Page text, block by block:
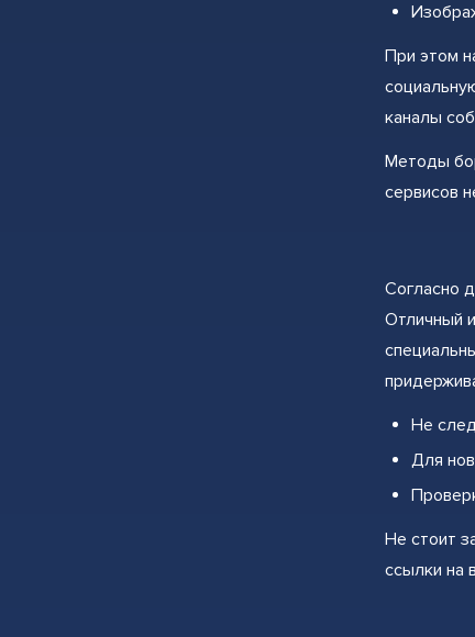
При этом
каналы
Методы
сервисов
Согласно
Отличный
Не
Для
Не стоит
ссылки на